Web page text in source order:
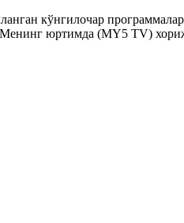
кўнгилочар
юртимда (MY5 TV)